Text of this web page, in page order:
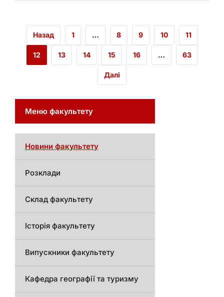
Назад 1 … 8 9 10 11
12 13 14 15 16 … 63
Далі
Меню факультету
Новини факультету
Розклади
Склад факультету
Історія факультету
Випускники факультету
Кафедра географії та туризму